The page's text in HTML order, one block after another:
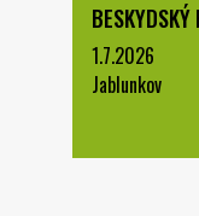
1.7.2026
Jablunkov